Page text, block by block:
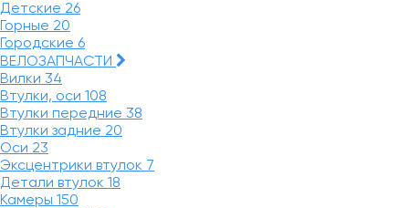
Детские 26
Горные 20
Городские 6
ВЕЛОЗАПЧАСТИ
Вилки 34
Втулки, оси 108
Втулки передние 38
Втулки задние 20
Оси 23
Эксцентрики втулок 7
Детали втулок 18
Камеры 150